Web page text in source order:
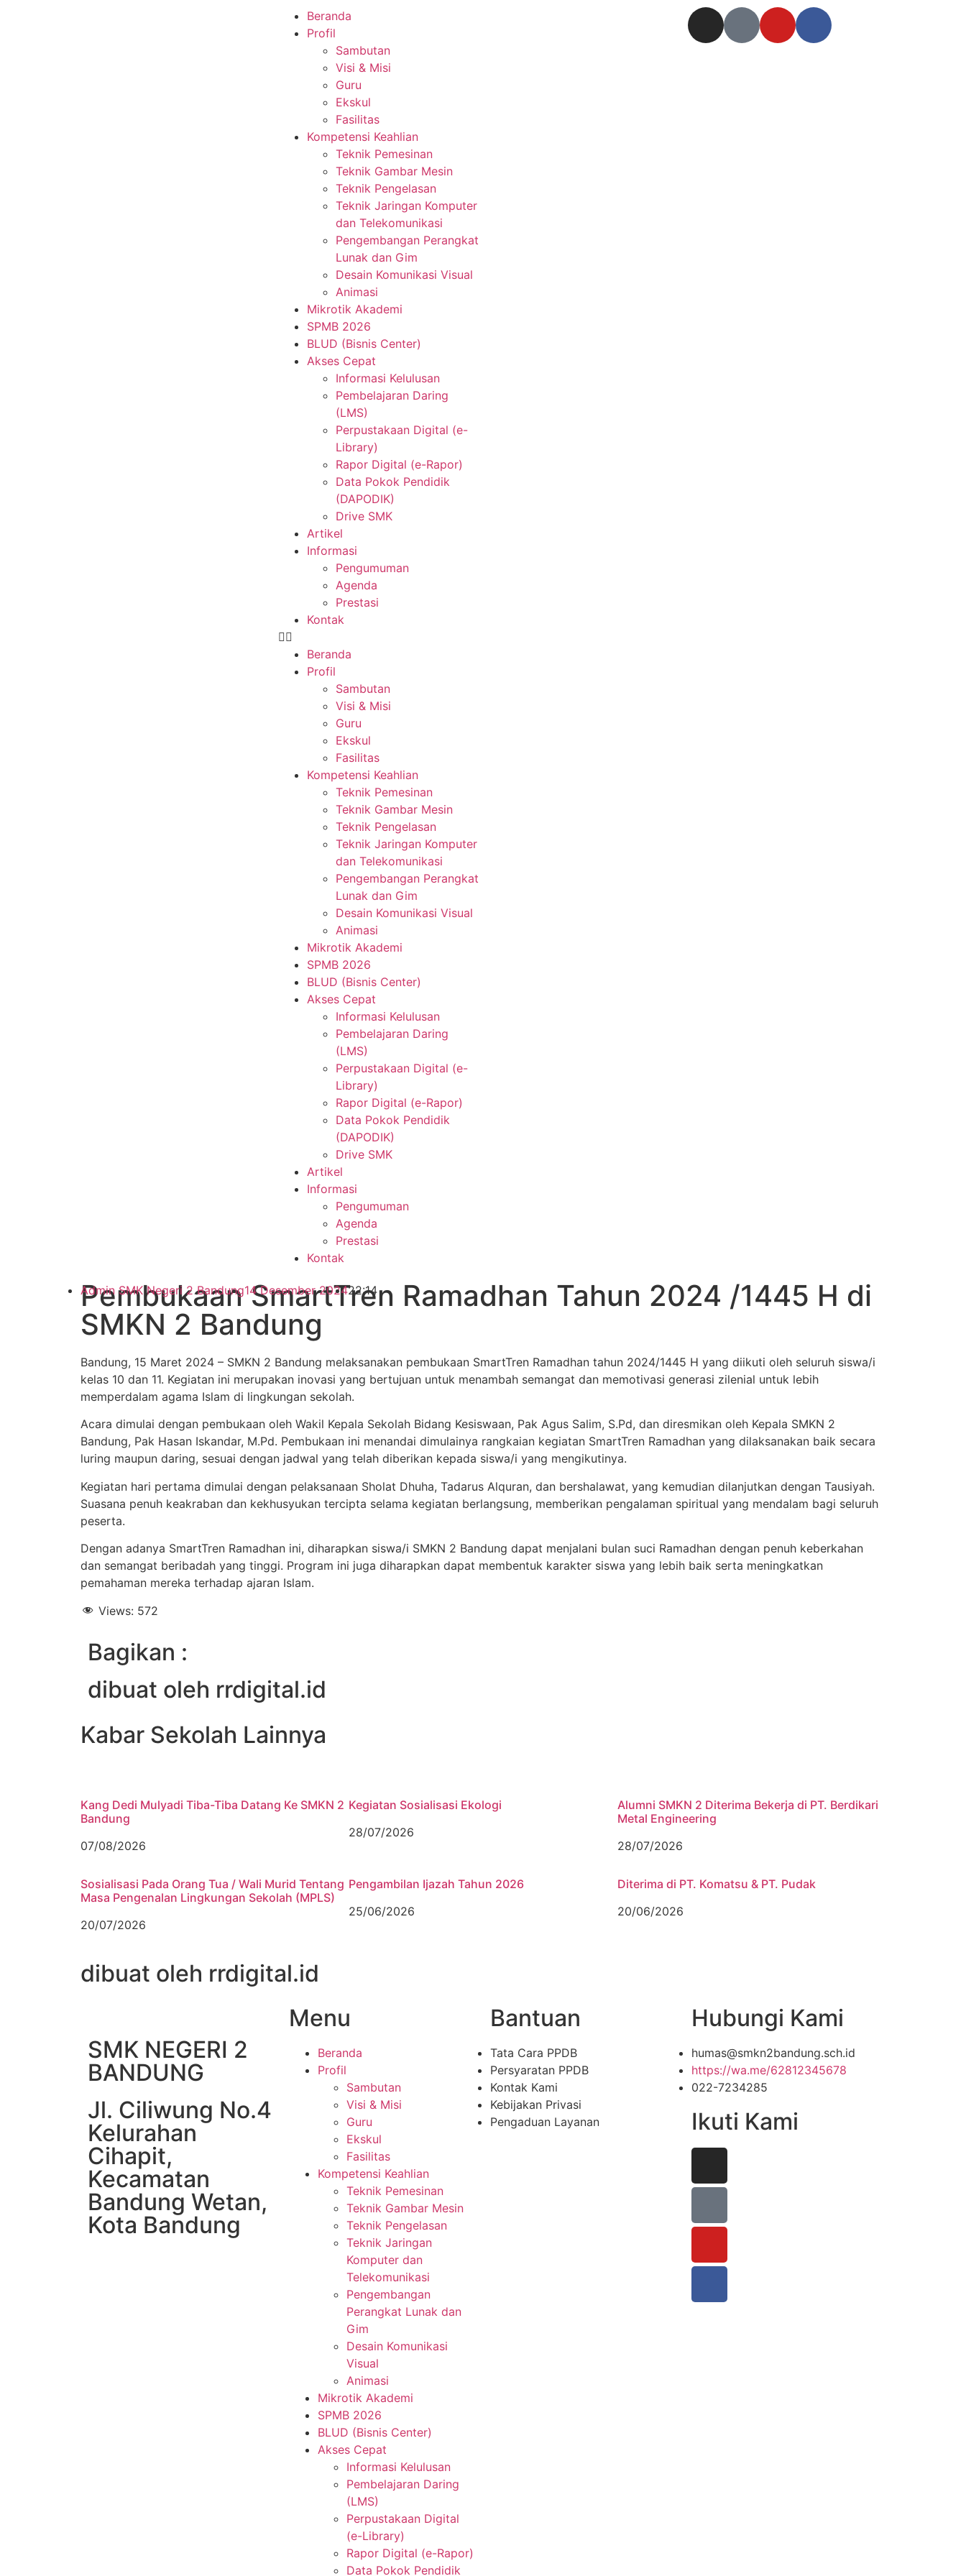
Beranda
Profil
Sambutan
Visi & Misi
Guru
Ekskul
Fasilitas
Kompetensi Keahlian
Teknik Pemesinan
Teknik Gambar Mesin
Teknik Pengelasan
Teknik Jaringan Komputer
dan Telekomunikasi
Pengembangan Perangkat
Lunak dan Gim
Desain Komunikasi Visual
Animasi
Mikrotik Akademi
SPMB 2026
BLUD (Bisnis Center)
Akses Cepat
Informasi Kelulusan
Pembelajaran Daring
(LMS)
Perpustakaan Digital (e-
Library)
Rapor Digital (e-Rapor)
Data Pokok Pendidik
(DAPODIK)
Drive SMK
Artikel
Informasi
Pengumuman
Agenda
Prestasi
Kontak
Beranda
Profil
Sambutan
Visi & Misi
Guru
Ekskul
Fasilitas
Kompetensi Keahlian
Teknik Pemesinan
Teknik Gambar Mesin
Teknik Pengelasan
Teknik Jaringan Komputer
dan Telekomunikasi
Pengembangan Perangkat
Lunak dan Gim
Desain Komunikasi Visual
Animasi
Mikrotik Akademi
SPMB 2026
BLUD (Bisnis Center)
Akses Cepat
Informasi Kelulusan
Pembelajaran Daring
(LMS)
Perpustakaan Digital (e-
Library)
Rapor Digital (e-Rapor)
Data Pokok Pendidik
(DAPODIK)
Drive SMK
Artikel
Informasi
Pengumuman
Agenda
Prestasi
Kontak
Admin SMK Negeri 2 Bandung14 Desember 202422:14
Pembukaan SmartTren Ramadhan Tahun 2024 /1445 H di
SMKN 2 Bandung
Bandung, 15 Maret 2024 – SMKN 2 Bandung melaksanakan pembukaan SmartTren Ramadhan tahun 2024/1445 H yang diikuti oleh seluruh siswa/i
kelas 10 dan 11. Kegiatan ini merupakan inovasi yang bertujuan untuk menambah semangat dan memotivasi generasi zilenial untuk lebih
memperdalam agama Islam di lingkungan sekolah.
Acara dimulai dengan pembukaan oleh Wakil Kepala Sekolah Bidang Kesiswaan, Pak Agus Salim, S.Pd, dan diresmikan oleh Kepala SMKN 2
Bandung, Pak Hasan Iskandar, M.Pd. Pembukaan ini menandai dimulainya rangkaian kegiatan SmartTren Ramadhan yang dilaksanakan baik secara
luring maupun daring, sesuai dengan jadwal yang telah diberikan kepada siswa/i yang mengikutinya.
Kegiatan hari pertama dimulai dengan pelaksanaan Sholat Dhuha, Tadarus Alquran, dan bershalawat, yang kemudian dilanjutkan dengan Tausiyah.
Suasana penuh keakraban dan kekhusyukan tercipta selama kegiatan berlangsung, memberikan pengalaman spiritual yang mendalam bagi seluruh
peserta.
Dengan adanya SmartTren Ramadhan ini, diharapkan siswa/i SMKN 2 Bandung dapat menjalani bulan suci Ramadhan dengan penuh keberkahan
dan semangat beribadah yang tinggi. Program ini juga diharapkan dapat membentuk karakter siswa yang lebih baik serta meningkatkan
pemahaman mereka terhadap ajaran Islam.
Views: 572
Bagikan :
dibuat oleh rrdigital.id
Kabar Sekolah Lainnya
Kang Dedi Mulyadi Tiba-Tiba Datang Ke SMKN 2
Bandung
07/08/2026
Kegiatan Sosialisasi Ekologi
28/07/2026
Alumni SMKN 2 Diterima Bekerja di PT. Berdikari
Metal Engineering
28/07/2026
Sosialisasi Pada Orang Tua / Wali Murid Tentang
Masa Pengenalan Lingkungan Sekolah (MPLS)
20/07/2026
Pengambilan Ijazah Tahun 2026
25/06/2026
Diterima di PT. Komatsu & PT. Pudak
20/06/2026
dibuat oleh rrdigital.id
SMK NEGERI 2
BANDUNG
Jl. Ciliwung No.4
Kelurahan
Cihapit,
Kecamatan
Bandung Wetan,
Kota Bandung
Menu
Beranda
Profil
Sambutan
Visi & Misi
Guru
Ekskul
Fasilitas
Kompetensi Keahlian
Teknik Pemesinan
Teknik Gambar Mesin
Teknik Pengelasan
Teknik Jaringan
Komputer dan
Telekomunikasi
Pengembangan
Perangkat Lunak dan
Gim
Desain Komunikasi
Visual
Animasi
Mikrotik Akademi
SPMB 2026
BLUD (Bisnis Center)
Akses Cepat
Informasi Kelulusan
Pembelajaran Daring
(LMS)
Perpustakaan Digital
(e-Library)
Rapor Digital (e-Rapor)
Data Pokok Pendidik
Bantuan
Tata Cara PPDB
Persyaratan PPDB
Kontak Kami
Kebijakan Privasi
Pengaduan Layanan
Hubungi Kami
humas@smkn2bandung.sch.id
https://wa.me/62812345678
022-7234285
Ikuti Kami